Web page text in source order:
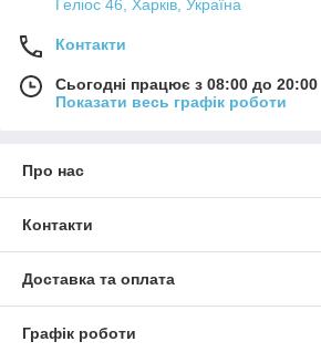
Геліос 46, Харків, Україна
Контакти
Сьогодні працює з 08:00 до 20:00
Показати весь графік роботи
Про нас
Контакти
Доставка та оплата
Графік роботи